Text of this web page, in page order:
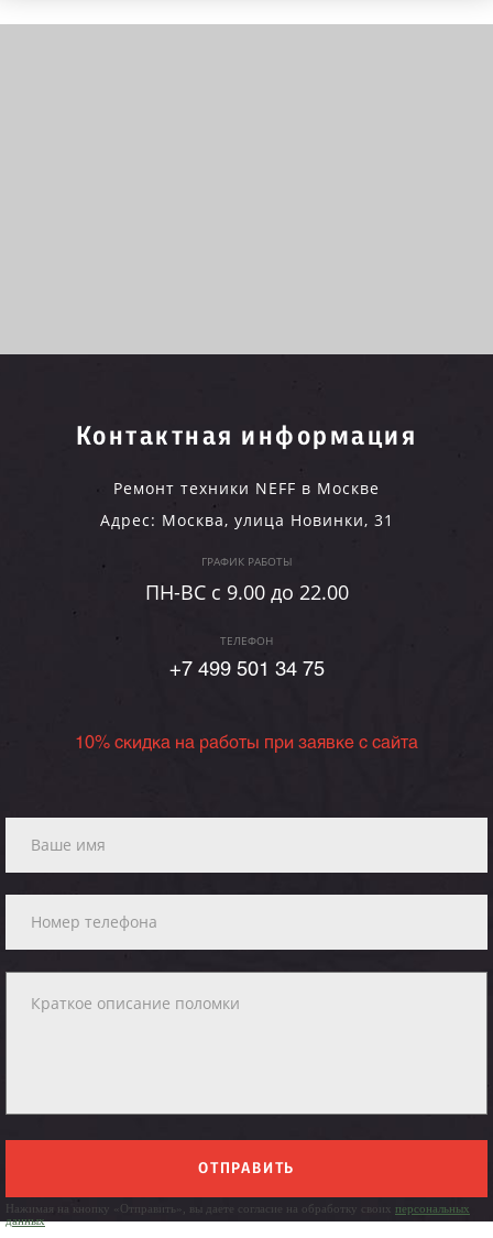
Контактная информация
Ремонт техники NEFF в Москве
Адрес: Москва, улица Новинки, 31
ГРАФИК РАБОТЫ
ПН-ВC c 9.00 до 22.00
ТЕЛЕФОН
+7 499 501 34 75
10% скидка на работы при заявке с сайта
ОТПРАВИТЬ
Нажимая на кнопку «Отправить», вы даете согласие на обработку своих персональных
данных